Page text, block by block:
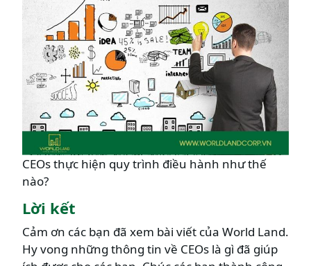
CEOs thực hiện quy trình điều hành như thế
nào?
Lời kết
Cảm ơn các bạn đã xem bài viết của World Land.
Hy vong những thông tin về CEOs là gì đã giúp